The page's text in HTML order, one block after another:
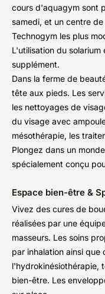
cours d'aquagym sont
samedi, et un centre
Technogym les plus
L'utilisation du
supplément.
Dans la ferme de
tête aux pieds. Les
les nettoyages de
du visage avec
mésothérapie, les
Plongez dans un
spécialement conçu
Espace bien-être &
Vivez des cures de
réalisées par une
masseurs. Les soins
par inhalation ainsi
l'hydrokinésiothérapie,
bien-être. Les